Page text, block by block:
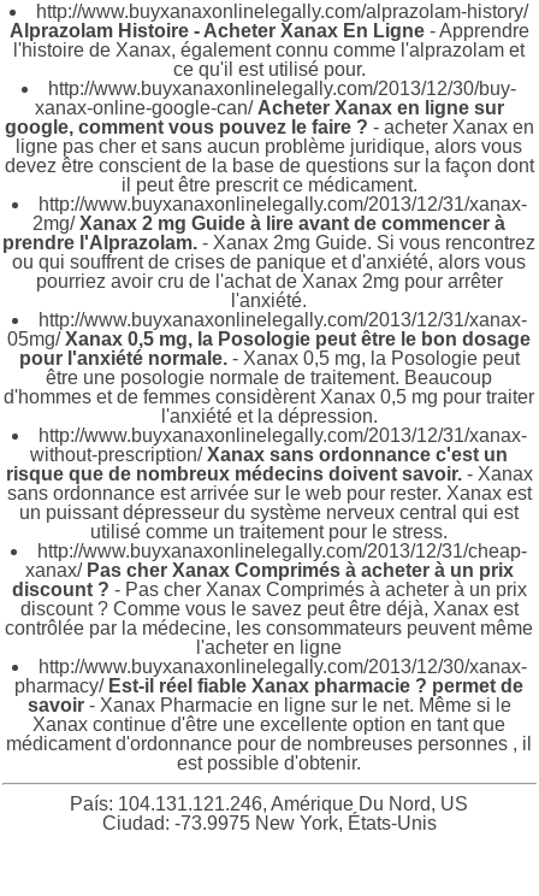
http://www.buyxanaxonlinelegally.com/alprazolam-history/
Alprazolam Histoire - Acheter Xanax En Ligne- Apprendre
l'histoire de Xanax, également connu comme l'alprazolam et
ce qu'il est utilisé pour.
http://www.buyxanaxonlinelegally.com/2013/12/30/buy-
xanax-online-google-can/ Acheter Xanax en ligne sur
google, comment vous pouvez le faire ? - acheter Xanax en
ligne pas cher et sans aucun problème juridique, alors vous
devez être conscient de la base de questions sur la façon dont
il peut être prescrit ce médicament.
http://www.buyxanaxonlinelegally.com/2013/12/31/xanax-
2mg/Xanax 2 mg Guide à lire avant de commencer à
prendre l'Alprazolam. - Xanax 2mg Guide. Si vous rencontrez
ou qui souffrent de crises de panique et d'anxiété, alors vous
pourriez avoir cru de l'achat de Xanax 2mg pour arrêter
l'anxiété.
http://www.buyxanaxonlinelegally.com/2013/12/31/xanax-
05mg/Xanax 0,5 mg, la Posologie peut être le bon dosage
pour l'anxiété normale.- Xanax 0,5 mg, la Posologie peut
être une posologie normale de traitement. Beaucoup
d'hommes et de femmes considèrent Xanax 0,5 mg pour traiter
l'anxiété et la dépression.
http://www.buyxanaxonlinelegally.com/2013/12/31/xanax-
without-prescription/Xanax sans ordonnance c'est un
risque que de nombreux médecins doivent savoir.- Xanax
sans ordonnance est arrivée sur le web pour rester. Xanax est
un puissant dépresseur du système nerveux central qui est
utilisé comme un traitement pour le stress.
http://www.buyxanaxonlinelegally.com/2013/12/31/cheap-
xanax/ Pas cher Xanax Comprimés à acheter à un prix
discount ? - Pas cher Xanax Comprimés à acheter à un prix
discount ? Comme vous le savez peut être déjà, Xanax est
contrôlée par la médecine, les consommateurs peuvent même
l'acheter en ligne
http://www.buyxanaxonlinelegally.com/2013/12/30/xanax-
pharmacy/ Est-il réel fiable Xanax pharmacie ? permet de
savoir- Xanax Pharmacie en ligne sur le net. Même si le
Xanax continue d'être une excellente option en tant que
médicament d'ordonnance pour de nombreuses personnes , il
est possible d'obtenir.
País: 104.131.121.246, Amérique Du Nord, US
Ciudad: -73.9975 New York, États-Unis